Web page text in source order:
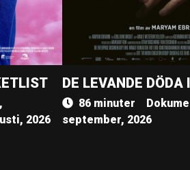
2026
DE LEVANDE DÖDA
86 minuter
september, 2026